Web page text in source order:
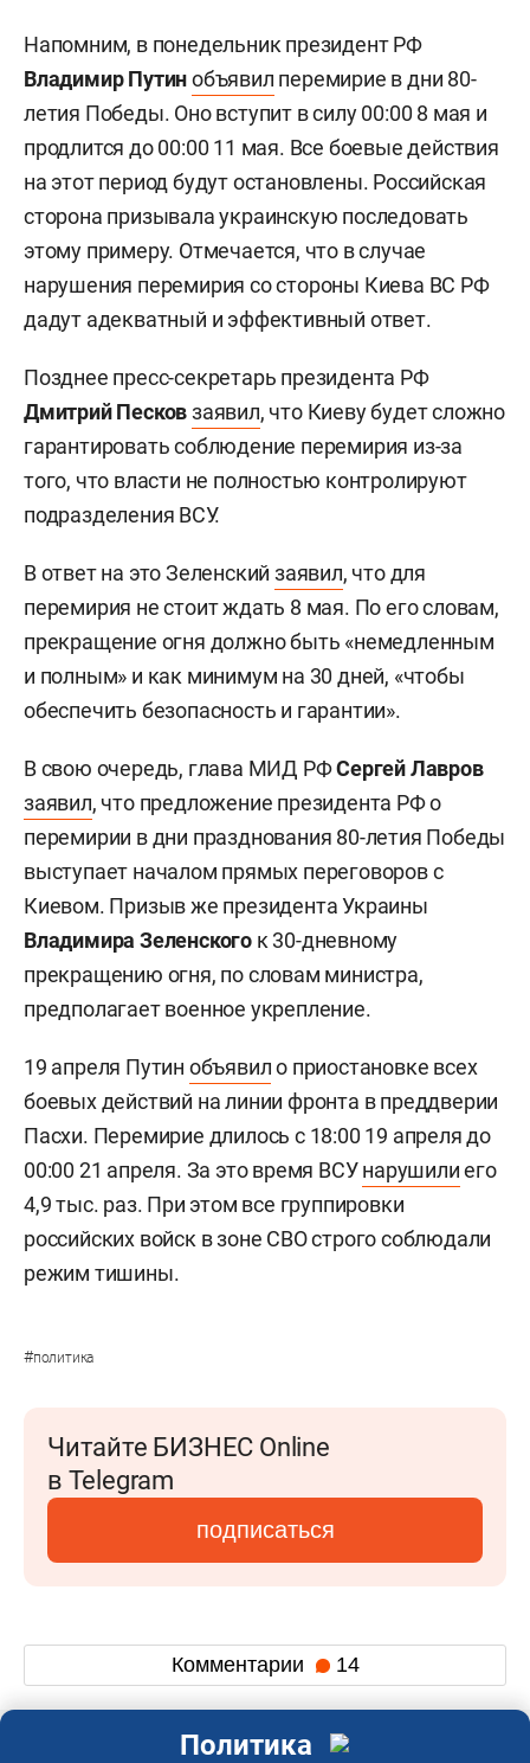
Напомним, в понедельник президент РФ
Владимир Путинобъявил перемирие в дни 80-
летия Победы. Оно вступит в силу 00:00 8 мая и
продлится до 00:00 11 мая. Все боевые действия
на этот период будут остановлены. Российская
сторона призывала украинскую последовать
этому примеру. Отмечается, что в случае
нарушения перемирия со стороны Киева ВС РФ
дадут адекватный и эффективный ответ.
Позднее пресс-секретарь президента РФ
Дмитрий Песковзаявил, что Киеву будет сложно
гарантировать соблюдение перемирия из-за
того, что власти не полностью контролируют
подразделения ВСУ.
В ответ на это Зеленский заявил, что для
перемирия не стоит ждать 8 мая. По его словам,
прекращение огня должно быть «немедленным
и полным» и как минимум на 30 дней, «чтобы
обеспечить безопасность и гарантии».
В свою очередь, глава МИД РФСергей Лавров
заявил, что предложение президента РФо
перемирии в дни празднования 80-летия Победы
выступает началом прямых переговоров с
Киевом. Призыв же президента Украины
Владимира Зеленского к 30-дневному
прекращению огня, по словам министра,
предполагает военное укрепление.
19 апреля Путин объявило приостановке всех
боевых действий на линии фронта в преддверии
Пасхи. Перемирие длилось с 18:00 19 апреля до
00:00 21 апреля. За это время ВСУнарушилиего
4,9 тыс. раз. При этом все группировки
российских войск в зоне СВО строго соблюдали
режим тишины.
#политика
Читайте БИЗНЕС Online
в Telegram
подписаться
Комментарии 14
Политика